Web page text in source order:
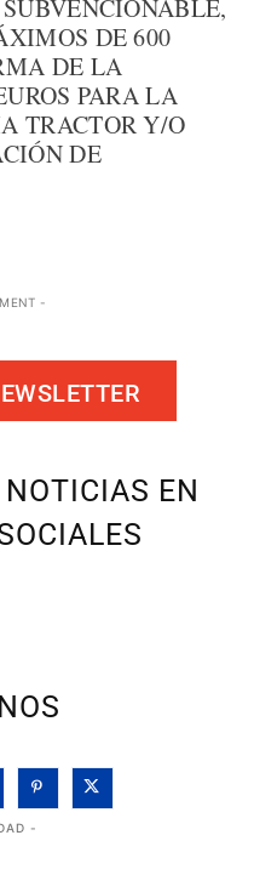
DE 600
DE LA
PARA LA
TRACTOR Y/O
DE
-
EN
-